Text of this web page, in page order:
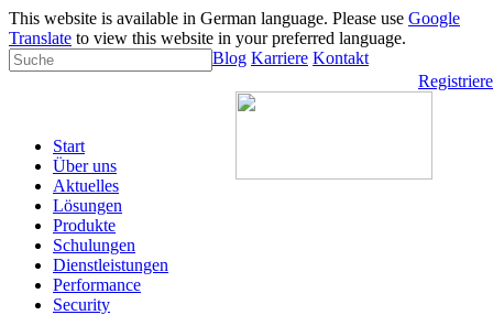
This website is available in German language. Please use Google
Translate to view this website in your preferred language.
Blog Karriere Kontakt
Start
Über uns
Aktuelles
Lösungen
Produkte
Schulungen
Dienstleistungen
Performance
Security